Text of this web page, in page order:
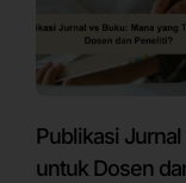
Publikasi
untuk Dosen